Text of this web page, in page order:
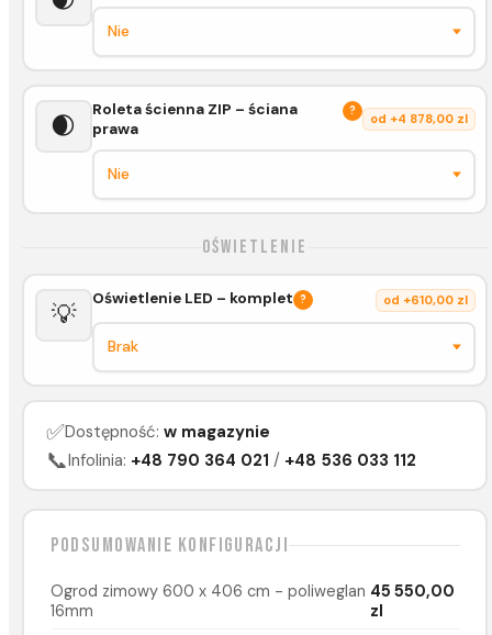
🌒
Roleta ścienna ZIP – ściana
prawa
?
od +4 878,00 zl
Oświetlenie
💡
Oświetlenie LED – komplet ? od +610,00 zl
✅Dostępność: w magazynie
📞Infolinia: +48 790 364 021 / +48 536 033 112
Podsumowanie konfiguracji
Ogrod zimowy 600 x 406 cm - poliweglan
16mm
45 550,00
zl